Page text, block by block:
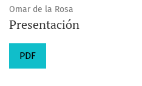
Omar de la Rosa
Presentación
PDF